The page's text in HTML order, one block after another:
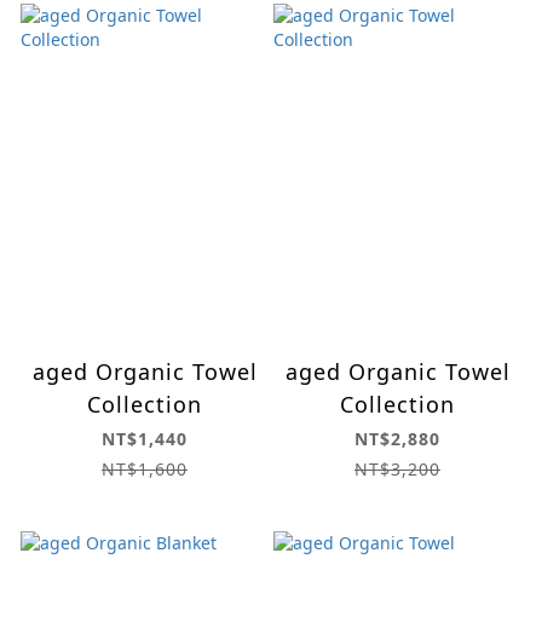
aged Organic Towel
Collection
NT$1,440
NT$1,600
aged Organic Towel
Collection
NT$2,880
NT$3,200